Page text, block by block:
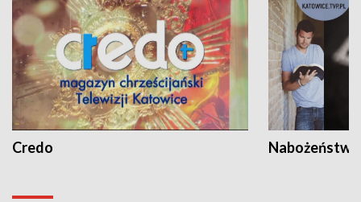
Credo